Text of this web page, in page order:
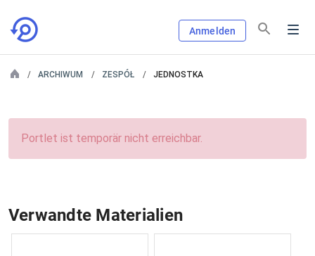
Anmelden
ARCHIWUM ZESPÓŁ JEDNOSTKA
Portlet ist temporär nicht erreichbar.
Verwandte Materialien